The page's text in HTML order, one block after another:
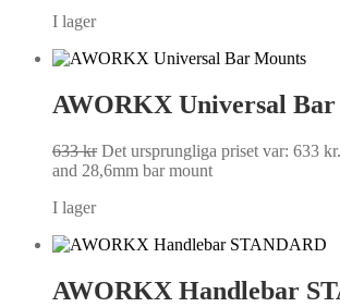
I lager
AWORKX Universal
633kr Det ursprungliga priset var: 633 kr.
and 28,6mm bar mount
I lager
AWORKX Handlebar